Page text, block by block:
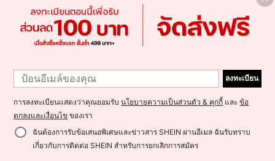
ลงทะเบียน
การลงทะเบียนแสดงว่าคุณยอมรับนโยบายความเป็นส่วนตัว & คุกกี้ และข้อ
ตกลงและเงื่อนไข ของเรา
ฉันต้องการรับข้อเสนอพิเศษและข่าวสาร SHEIN ผ่านอีเมล ฉันรับทราบ
เกี่ยวกับการติดต่อ SHEIN สำหรับการยกเลิกการสมัคร